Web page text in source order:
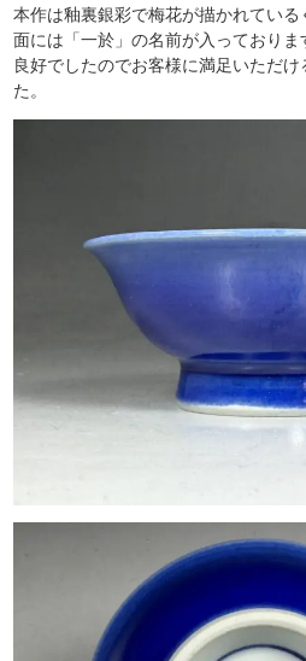
本作は釉裏銀彩で梅花が描かれてい
面には「一於」の名前が入っており
良好でしたのでお客様に満足いただ
た。